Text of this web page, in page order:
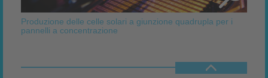
Produzione delle celle solari a giunzione quadrupla per i
pannelli a concentrazione